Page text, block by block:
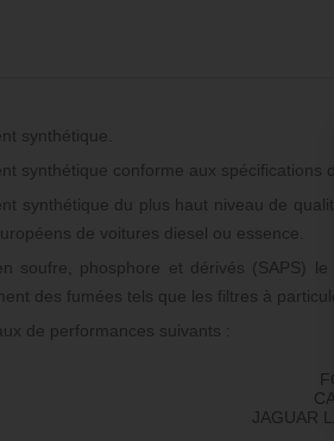
synthétique.
synthétique conforme aux spécifications
synthétique du plus haut niveau de
de voitures diesel ou essence.
soufre, phosphore et dérivés (SAPS)
des fumées tels que les filtres à
de performances suivants :
JAGUAR